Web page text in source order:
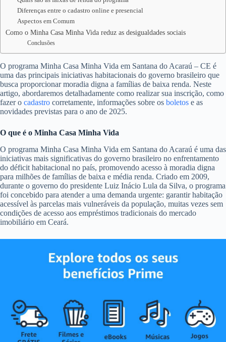
Diferenças entre o cadastro online e presencial
Aspectos em Comum
Como o Minha Casa Minha Vida reduz as desigualdades sociais
Conclusões
O programa Minha Casa Minha Vida em Santana do Acaraú – CE é
uma das principais iniciativas habitacionais do governo brasileiro que
busca proporcionar moradia digna a famílias de baixa renda. Neste
artigo, abordaremos detalhadamente como realizar sua inscrição, como
fazer o cadastro corretamente, informações sobre os boletos e as
novidades previstas para o ano de 2025.
O que é o Minha Casa Minha Vida
O programa Minha Casa Minha Vida em Santana do Acaraú é uma das
iniciativas mais significativas do governo brasileiro no enfrentamento
do déficit habitacional no país, promovendo acesso à moradia digna
para milhões de famílias de baixa e média renda. Criado em 2009,
durante o governo do presidente Luiz Inácio Lula da Silva, o programa
foi concebido para atender a uma demanda urgente: garantir habitação
acessível às parcelas mais vulneráveis da população, muitas vezes sem
condições de acesso aos empréstimos tradicionais do mercado
imobiliário em Ceará.